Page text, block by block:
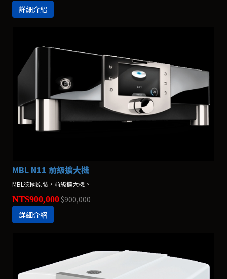
詳細介紹
MBL N11 前級擴大機
MBL德國原裝，前級擴大機。
NT$900,000$900,000
詳細介紹